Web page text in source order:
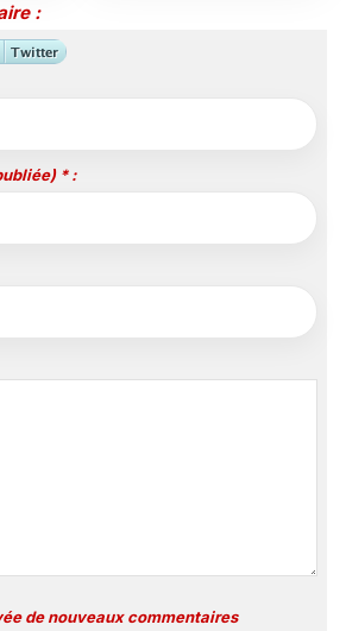
:
* :
de nouveaux commentaires